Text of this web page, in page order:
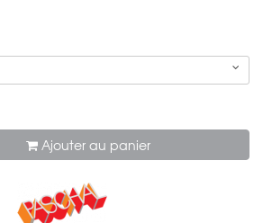
Ajouter au panier